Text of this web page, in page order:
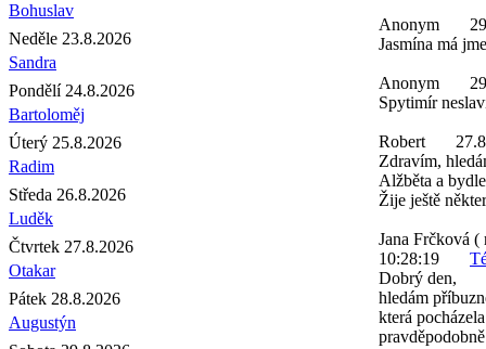
Bohuslav
Neděle 23.8.2026
Sandra
Pondělí 24.8.2026
Bartoloměj
Úterý 25.8.2026
Radim
Středa 26.8.2026
Luděk
Čtvrtek 27.8.2026
Otakar
Pátek 28.8.2026
Augustýn
Anonym
Jasmína má
Anonym
Spytimír
Robert
Zdravím,
Alžběta a
Žije ještě
Jana Frčková (
10:28:19
Dobrý den,
hledám
která